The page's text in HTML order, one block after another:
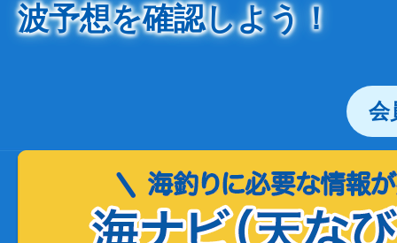
波予想を確認しよう！
会